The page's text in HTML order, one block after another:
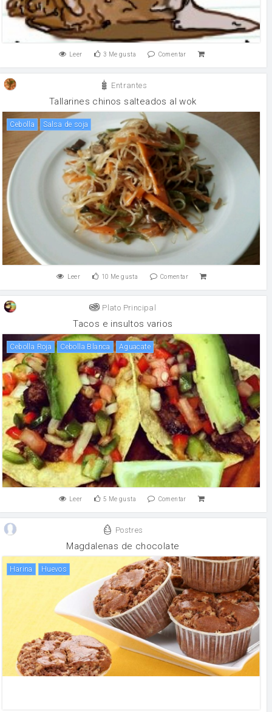
Leer 3 Me gusta Comentar
Entrantes
Tallarines chinos salteados al wok
cebolla salsa de soja
Leer 10 Me gusta Comentar
Plato Principal
Tacos e insultos varios
Cebolla Roja Cebolla Blanca Aguacate
Leer 5 Me gusta Comentar
Postres
Magdalenas de chocolate
harina huevos